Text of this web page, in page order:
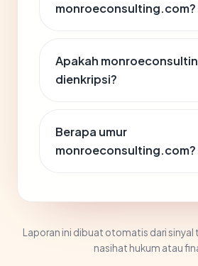
monroeconsulting.com?
Apakah
dienkripsi?
Berapa umur
monroeconsulting.com?
Laporan ini dibuat otomatis dari sinyal
nasihat hukum atau